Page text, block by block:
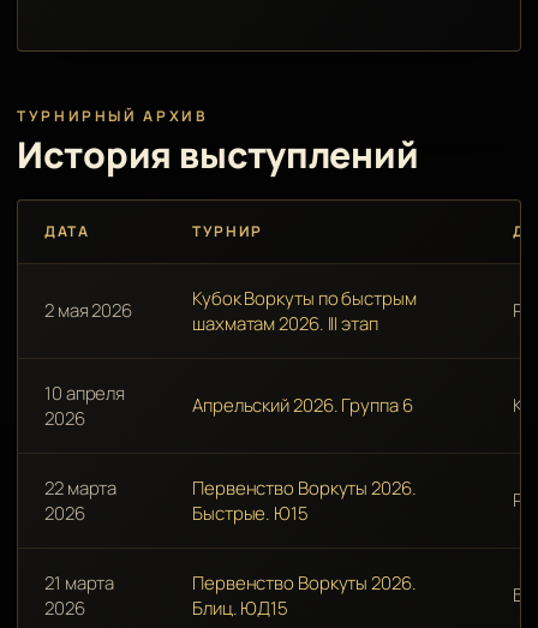
ТУРНИРНЫЙ АРХИВ
История выступлений
ДАТА ТУРНИР
2 мая 2026
Кубок Воркуты по быстрым
шахматам 2026. III этап
10 апреля
2026
Апрельский 2026. Группа 6
22 марта
2026
Первенство Воркуты 2026.
Быстрые. Ю15
21 марта
2026
Первенство Воркуты 2026.
Блиц. ЮД15